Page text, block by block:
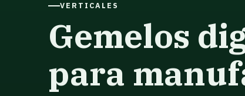
VERTICALES
Gemelos
para